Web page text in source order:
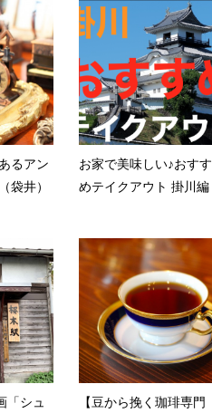
るアン
袋井）
お家で美味しい♪おすす
めテイクアウト 掛川編
「シュ
【豆から挽く珈琲専門